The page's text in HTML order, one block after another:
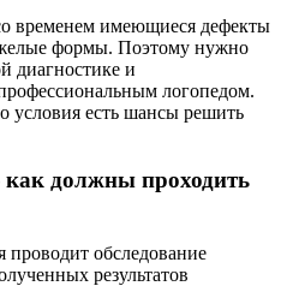
временем имеющиеся дефекты
формы. Поэтому нужно
диагностике и
логопедом.
условия есть шансы решить
должны проходить
обследование
результатов